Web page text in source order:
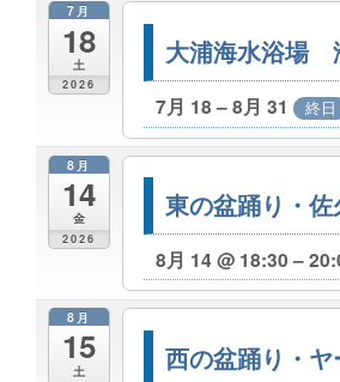
7月
18
土
2026
大浦海水浴場
7月 18 – 8月 31 終日
8月
14
金
2026
東の盆踊り・
8月 14 @ 18:30 –
8月
15
土 西の盆踊り・ヤ